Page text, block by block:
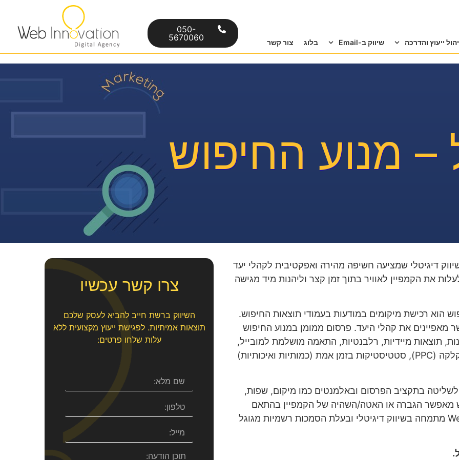
ייעוץ והדרכה שיווק ב-Email בלוג צור קשר
050-
5670060
– מנוע החיפוש
דיגיטלי שמציעה חשיפה מהירה ואפקטיבית לקהלי יעד
את הקמפיין לאוויר בתוך זמן קצר וליהנות מיד מגישה
הוא רכישת מיקומים במודעות בעמודי תוצאות החיפוש.
מאפיינים את קהלי היעד. פרסום ממומן במנוע החיפוש
תוצאות מיידיות, רלבנטיות, התאמה מושלמת למובייל,
אפשרות לפרסום ברמה גיאוגרפית, תשלום פר הקלקה (PPC), סטטיסטיקות בזמן אמת (כמותיות ואיכותיות)
לשליטה בתקציב הפרסום ובאלמנטים כמו מיקום, שפות,
מאפשר הגברה או האטה/השהיה של הקמפיין בהתאם
להיקף הפעילות או לפי הנסיבות. Web-Innovation מתמחה בשיווק דיגיטלי ובעלת הסמכות רשמיות מגוגל
צרו קשר עכשיו
השיווק ברשת חייב להביא לעסק שלכם
תוצאות אמיתיות. לפגישת ייעוץ מקצועית ללא
עלות שלחו פרטים: